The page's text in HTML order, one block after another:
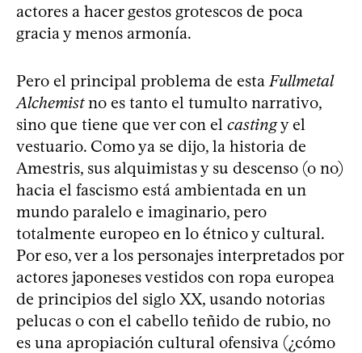
actores a hacer gestos grotescos de poca
gracia y menos armonía.
Pero el principal problema de estaFullmetal
Alchemistno es tanto el tumulto narrativo,
sino que tiene que ver con el castingy el
vestuario. Como ya se dijo, la historia de
Amestris, sus alquimistas y su descenso (o no)
hacia el fascismo está ambientada en un
mundo paralelo e imaginario, pero
totalmente europeo en lo étnico y cultural.
Por eso, ver a los personajes interpretados por
actores japoneses vestidos con ropa europea
de principios del siglo XX, usando notorias
pelucas o con el cabello teñido de rubio, no
es una apropiación cultural ofensiva (¿cómo